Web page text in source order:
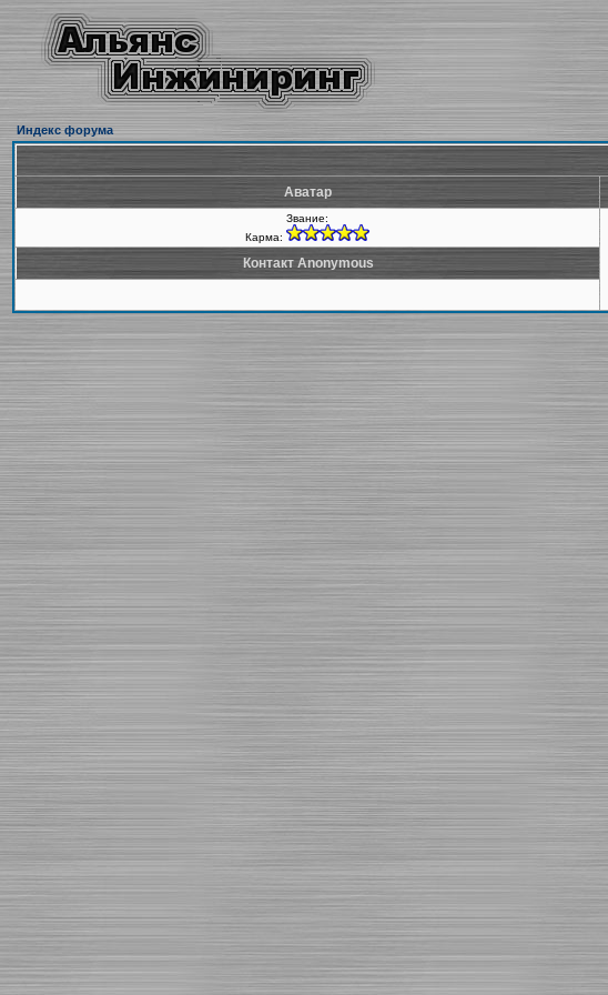
Индекс форума
Аватар
Звание:
Карма:
Контакт Anonymous